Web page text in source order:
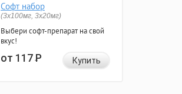
Софт набор
(3x100мг, 3x20мг)
Выбери софт-препарат на свой
вкус!
от 117Р Купить